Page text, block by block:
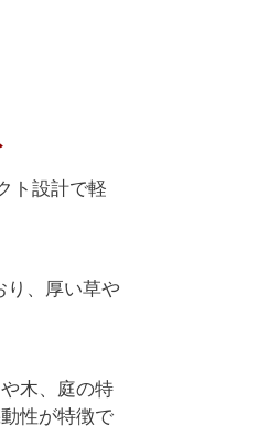
ト設計で軽
り、厚い草や
木、庭の特
性が特徴で